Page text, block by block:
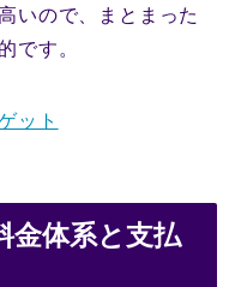
いので、まとまった
です。
ット
金体系と支払